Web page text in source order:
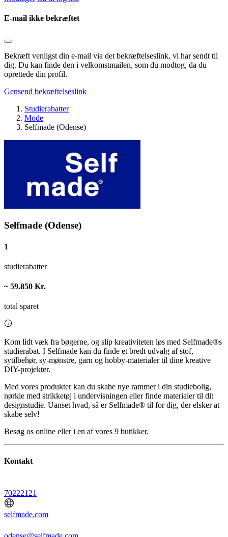
E-mail ikke bekræftet
Bekræft venligst din e-mail via det bekræftelseslink, vi har sendt til
dig. Du kan finde den i velkomstmailen, som du modtog, da du
oprettede din profil.
Gensend bekræftelseslink
Studierabatter
Mode
Selfmade (Odense)
Selfmade (Odense)
1
studierabatter
~ 59.850 Kr.
total sparet
Kom lidt væk fra bøgerne, og slip kreativiteten løs med Selfmade®s
studierabat. I Selfmade kan du finde et bredt udvalg af stof,
sytilbehør, sy-mønstre, garn og hobby-materialer til dine kreative
DIY-projekter.
Med vores produkter kan du skabe nye rammer i din studiebolig,
nørkle med strikketøj i undervisningen eller finde materialer til dit
designstudie. Uanset hvad, så er Selfmade® til for dig, der elsker at
skabe selv!
Besøg os online eller i en af vores 9 butikker.
Kontakt
70222121
selfmade.com